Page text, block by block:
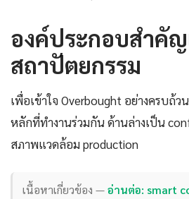
องค์ประกอบสำคั
สถาปัตยกรรม
เพื่อเข้าใจ Overbought อย่างครบถ้ว
หลักที่ทำงานร่วมกัน ด้านล่างเป็น
สภาพแวดล้อม production
เนื้อหาเกี่ยวข้อง —อ่านต่อ: smart